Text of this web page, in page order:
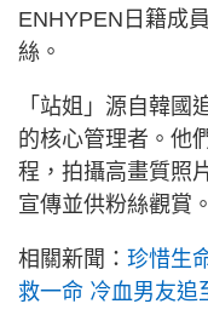
ENHYPEN日籍成
絲。
「站姐」源自韓
的核心管理者。他
程，拍攝高畫質照
宣傳並供粉絲觀賞。
相關新聞： 珍惜生
救一命 冷血男友追